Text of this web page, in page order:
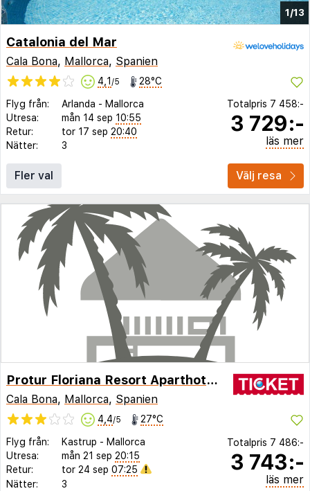
1/13
Catalonia del Mar
Cala Bona, Mallorca, Spanien
4,1 /5 28°C
Flyg från: Arlanda - Mallorca
Utresa:
mån 14 sep 10:55
Retur:
tor 17 sep 20:40
Nätter:
3
Totalpris 7 458:-
3 729:-
läs mer
Fler val Välj resa
Protur Floriana Resort Aparthotel -
Cala Bona, Mallorca, Spanien
4,4/5 27°C
Flyg från: Kastrup - Mallorca
Utresa:
mån 21 sep 20:15
Retur:
tor 24 sep 07:25
Nätter:
3
Totalpris 7 486:-
3 743:-
läs mer